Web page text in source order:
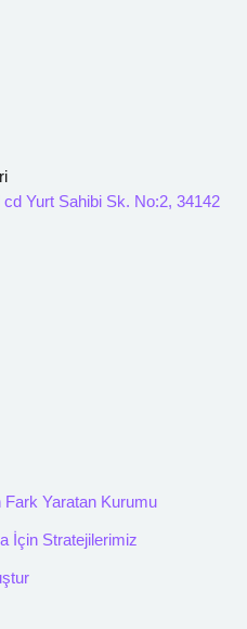
cd Yurt Sahibi Sk. No:2, 34142
Fark Yaratan Kurumu
İçin Stratejilerimiz